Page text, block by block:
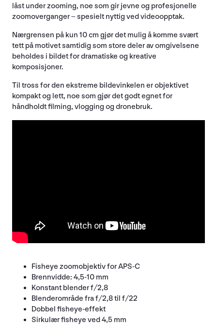
låst under zooming, noe som gir jevne og profesjonelle
zoomoverganger – spesielt nyttig ved videoopptak.
Nærgrensen på kun 10 cm gjør det mulig å komme svært
tett på motivet samtidig som store deler av omgivelsene
beholdes i bildet for dramatiske og kreative
komposisjoner.
Til tross for den ekstreme bildevinkelen er objektivet
kompakt og lett, noe som gjør det godt egnet for
håndholdt filming, vlogging og dronebruk.
Fisheye zoomobjektiv for APS-C
Brennvidde: 4,5-10 mm
Konstant blender f/2,8
Blenderområde fra f/2,8 til f/22
Dobbel fisheye-effekt
Sirkulær fisheye ved 4,5 mm